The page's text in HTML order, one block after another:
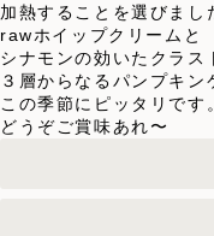
加熱することを選びまし
rawホイップクリームと
シナモンの効いたクラス
３層からなるパンプキン
この季節にピッタリです
どうぞご賞味あれ〜